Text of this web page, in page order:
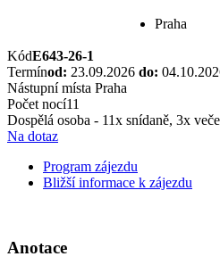
Praha
KódE643-26-1
Termínod: 23.09.2026 do:
Nástupní místa Praha
Počet nocí11
Dospělá osoba - 11x snídaně, 3x
Na dotaz
Program zájezdu
Bližší informace k zájezdu
Anotace